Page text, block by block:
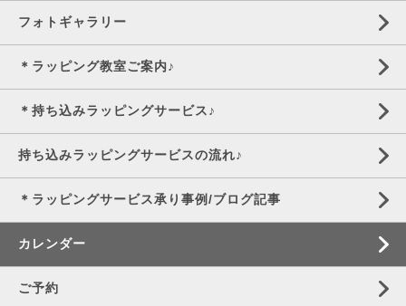
フォトギャラリー
＊ラッピング教室ご案内♪
＊持ち込みラッピングサービス♪
持ち込みラッピングサービスの流れ♪
＊ラッピングサービス承り事例/ブログ記事
カレンダー
ご予約